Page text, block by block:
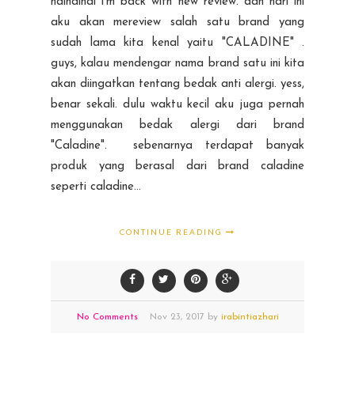
aku akan mereview salah satu brand yang
sudah lama kita kenal yaitu "CALADINE" .
guys, kalau mendengar nama brand satu ini kita
akan diingatkan tentang bedak anti alergi. yess,
benar sekali. dulu waktu kecil aku juga pernah
menggunakan bedak alergi dari brand
"Caladine". sebenarnya terdapat banyak
produk yang berasal dari brand caladine
seperti caladine...
CONTINUE READING
No Comments Nov 23,2017 by irabintiazhari